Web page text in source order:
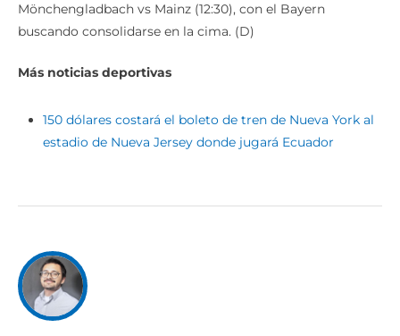
Mönchengladbach vs Mainz (12:30), con el Bayern
buscando consolidarse en la cima. (D)
Más noticias deportivas
150 dólares costará el boleto de tren de Nueva York al
estadio de Nueva Jersey donde jugará Ecuador